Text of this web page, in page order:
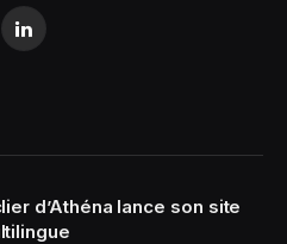
LinkedIn
d’Athéna lance son site